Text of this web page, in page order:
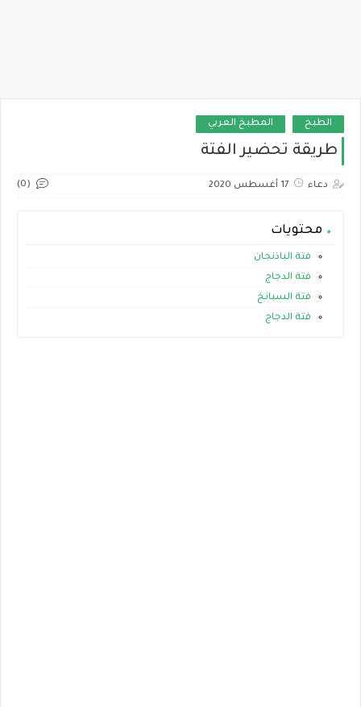
الطبخ المطبخ العربي
طريقة تحضير الفتة
دعاء 17 أغسطس 2020 (0)
محتويات
فتة الباذنجان
فتة الدجاج
فتة السبانخ
فتة الدجاج